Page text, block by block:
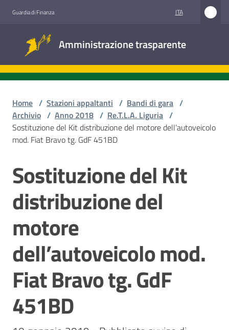
Guardia di Finanza ITA
Amministrazione trasparente
trasparente
Accesso
Stazioni
appaltanti
Contatti
Home / Stazioni appaltanti / Bandi di gara /
Archivio / Anno 2018 / Re.T.L.A. Liguria /
Sostituzione del Kit distribuzione del motore dell’autoveicolo
mod. Fiat Bravo tg. GdF 451BD
Salta al contenuto
Sostituzione del Kit
distribuzione del
motore
dell’autoveicolo mod.
Fiat Bravo tg. GdF
451BD